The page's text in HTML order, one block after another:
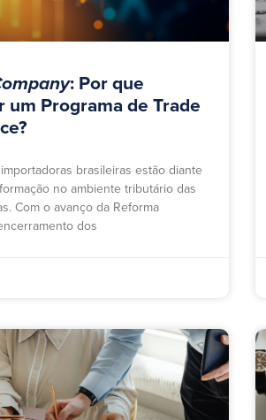
: Por que
um Programa de Trade
brasileiras estão diante
no ambiente tributário das
Com o avanço da Reforma
dos